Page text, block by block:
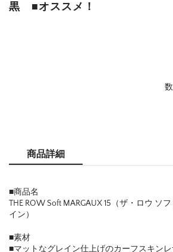
黒 ■オススメ！
商品詳細
■商品名
THE ROW Soft MARGAUX 15（ザ・ロウ ソ
イン）
■素材
■マットなグレイン仕上げのカーフスキンレ